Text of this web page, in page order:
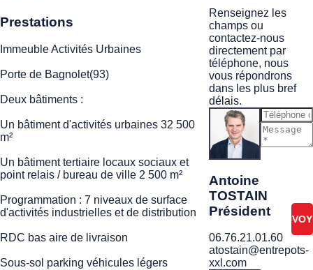
Prestations
Immeuble Activités Urbaines
Porte de Bagnolet(93)
Deux bâtiments :
Un bâtiment d'activités urbaines 32 500
m²
Un bâtiment tertiaire locaux sociaux et
point relais / bureau de ville 2 500 m²
Programmation : 7 niveaux de surface
d'activités industrielles et de distribution
RDC bas aire de livraison
Sous-sol parking véhicules légers
Renseignez les
champs ou
contactez-nous
directement par
téléphone, nous
vous répondrons
dans les plus bref
délais.
Antoine
TOSTAIN
Président
06.76.21.01.60
atostain@entrepots-
xxl.com